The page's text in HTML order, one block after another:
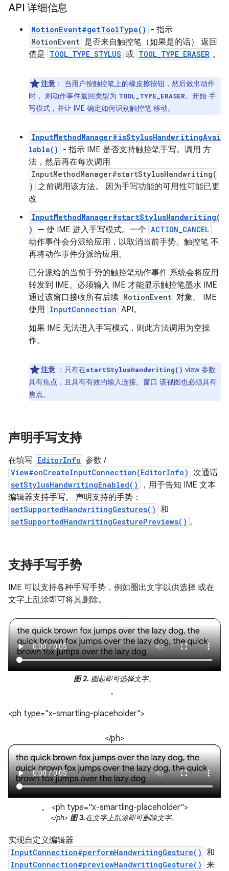
API 详细信息
MotionEvent#getToolType() - 指示
MotionEvent 是否来自触控笔（如果是的话） 返回
值是 TOOL_TYPE_STYLUS 或 TOOL_TYPE_ERASER 。
注意 ：
当用户按触控笔上的橡皮擦按钮，然后做出动作
时， 则动作事件返回类型为 TOOL_TYPE_ERASER。开始 手
写模式，并让 IME 确定如何识别触控笔 移动。
InputMethodManager#isStylusHandwritingAvai
lable()
- 指示 IME 是否支持触控笔手写。调用 方
法，然后再在每次调用
InputMethodManager#startStylusHandwriting(
) 之前调用该方法。 因为手写功能的可用性可能已更
改
InputMethodManager#startStylusHandwriting(
)
— 使 IME 进入手写模式。一个 ACTION_CANCEL
动作事件会分派给应用，以取消当前手势。触控笔 不
再将动作事件分派给应用。
已分派给的当前手势的触控笔动作事件 系统会将应用
转发到 IME。必须输入 IME 才能显示触控笔墨水 IME
通过该窗口接收所有后续 MotionEvent 对象。 IME
使用 InputConnection API。
如果 IME 无法进入手写模式，则此方法调用为空操
作。
注意 ：只有在startStylusHandwriting() view 参数
具有焦点，且具有有效的输入连接。窗口 该视图也必须具有
焦点。
声明手写支持
在填写 EditorInfo 参数 /
View#onCreateInputConnection(EditorInfo) 次通话
setStylusHandwritingEnabled()
，用于告知 IME 文本
编辑器支持手写。 声明支持的手势：
setSupportedHandwritingGestures() 和
setSupportedHandwritingGesturePreviews() 。
支持手写手势
IME 可以支持各种手写手势，例如圈出文字以供选择 或在
文字上乱涂即可将其删除。
图 2. 圈起即可选择文字。
。
<ph type="x-smartling-placeholder">
</ph>
。 <ph type="x-smartling-placeholder">
</ph> 图 3.在文字上乱涂即可删除文字。
实现自定义编辑器
InputConnection#performHandwritingGesture() 和
InputConnection#previewHandwritingGesture() 来